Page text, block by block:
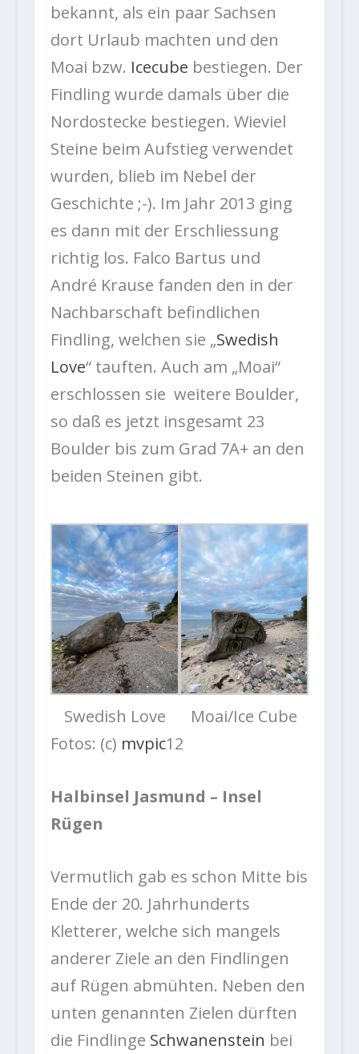
bekannt, als ein paar Sachsen
dort Urlaub machten und den
Moai bzw. Icecube bestiegen. Der
Findling wurde damals über die
Nordostecke bestiegen. Wieviel
Steine beim Aufstieg verwendet
wurden, blieb im Nebel der
Geschichte ;-). Im Jahr 2013 ging
es dann mit der Erschliessung
richtig los. Falco Bartus und
André Krause fanden den in der
Nachbarschaft befindlichen
Findling, welchen sie „Swedish
Love“ tauften. Auch am „Moai“
erschlossen sie weitere Boulder,
so daß es jetzt insgesamt 23
Boulder bis zum Grad 7A+ an den
beiden Steinen gibt.
Swedish Love
Moai/Ice Cube
Fotos: (c) mvpic12
Halbinsel Jasmund – Insel
Rügen
Vermutlich gab es schon Mitte bis
Ende der 20. Jahrhunderts
Kletterer, welche sich mangels
anderer Ziele an den Findlingen
auf Rügen abmühten. Neben den
unten genannten Zielen dürften
die Findlinge Schwanenstein bei